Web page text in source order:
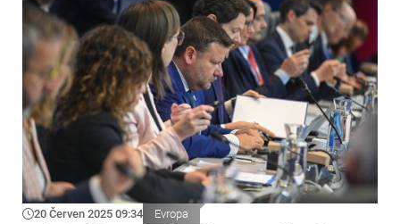
20 Červen 2025 09:34 Evropa